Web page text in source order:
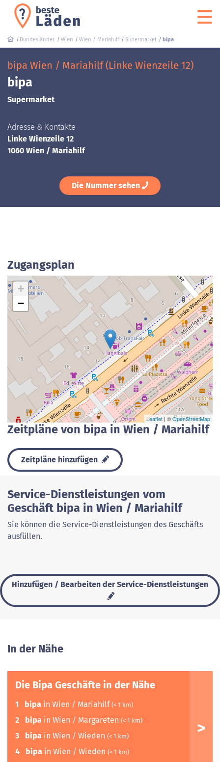
Bundesländer Wien Wien / Mariahilf Supermarket bipa
bipa Wien / Mariahilf (Linke Wienzeile 12)
bipa
Supermarket
Adresse & Kontakte
Linke Wienzeile 12
1060 Wien / Mariahilf
Die Nummer sehen
Zugangsplan
+
−
Leaflet | ©OpenStreetMap
Zeitpläne von bipa in Wien / Mariahilf
Zeitpläne hinzufügen
Service-Dienstleistungen vom
Geschäft bipa in Wien / Mariahilf
Sie können die Service-Dienstleistungen des Geschäfts
ausfüllen.
Hinzufügen / Bearbeiten der Service-Dienstleistungen
In der Nähe
Die Bipa Geschäfte in der Nähe
1 bipa in Wien / Mariahilf (< 1 km)
2 bipa in Wien / Margareten (< 1 km)
3 bipa in Wien / Wieden (< 1 km)
4 bipa in Wien / Wieden (< 1 km)